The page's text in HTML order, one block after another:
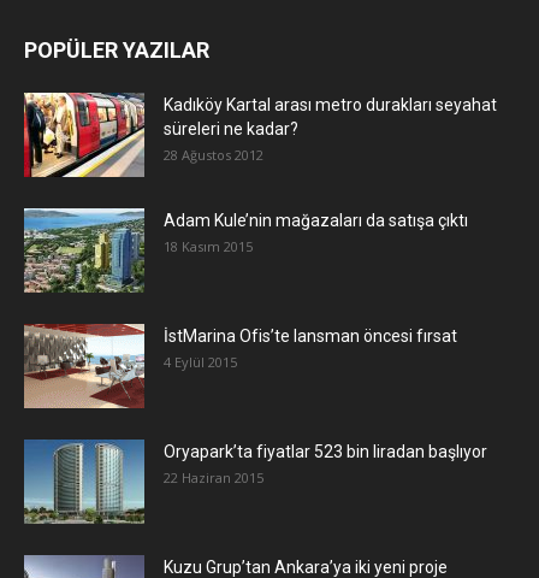
POPÜLER YAZILAR
Kadıköy Kartal arası metro durakları seyahat
süreleri ne kadar?
28 Ağustos 2012
Adam Kule’nin mağazaları da satışa çıktı
18 Kasım 2015
İstMarina Ofis’te lansman öncesi fırsat
4 Eylül 2015
Oryapark’ta fiyatlar 523 bin liradan başlıyor
22 Haziran 2015
​Kuzu Grup’tan Ankara’ya iki yeni proje